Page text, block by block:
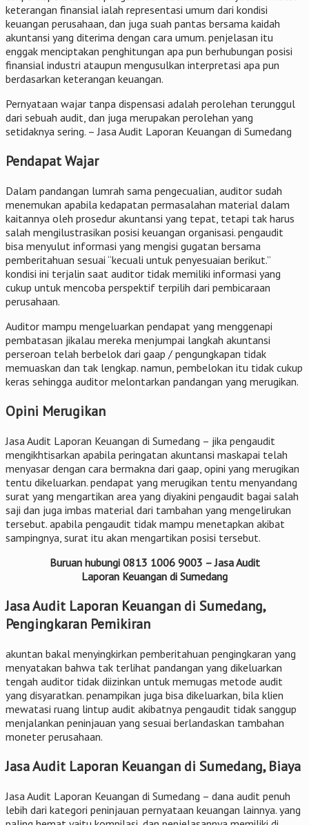
keterangan finansial ialah representasi umum dari kondisi
keuangan perusahaan, dan juga suah pantas bersama kaidah
akuntansi yang diterima dengan cara umum. penjelasan itu
enggak menciptakan penghitungan apa pun berhubungan posisi
finansial industri ataupun mengusulkan interpretasi apa pun
berdasarkan keterangan keuangan.
Pernyataan wajar tanpa dispensasi adalah perolehan terunggul
dari sebuah audit, dan juga merupakan perolehan yang
setidaknya sering. – Jasa Audit Laporan Keuangan di Sumedang
Pendapat Wajar
Dalam pandangan lumrah sama pengecualian, auditor sudah
menemukan apabila kedapatan permasalahan material dalam
kaitannya oleh prosedur akuntansi yang tepat, tetapi tak harus
salah mengilustrasikan posisi keuangan organisasi. pengaudit
bisa menyulut informasi yang mengisi gugatan bersama
pemberitahuan sesuai “kecuali untuk penyesuaian berikut.”
kondisi ini terjalin saat auditor tidak memiliki informasi yang
cukup untuk mencoba perspektif terpilih dari pembicaraan
perusahaan.
Auditor mampu mengeluarkan pendapat yang menggenapi
pembatasan jikalau mereka menjumpai langkah akuntansi
perseroan telah berbelok dari gaap / pengungkapan tidak
memuaskan dan tak lengkap. namun, pembelokan itu tidak cukup
keras sehingga auditor melontarkan pandangan yang merugikan.
Opini Merugikan
Jasa Audit Laporan Keuangan di Sumedang – jika pengaudit
mengikhtisarkan apabila peringatan akuntansi maskapai telah
menyasar dengan cara bermakna dari gaap, opini yang merugikan
tentu dikeluarkan. pendapat yang merugikan tentu menyandang
surat yang mengartikan area yang diyakini pengaudit bagai salah
saji dan juga imbas material dari tambahan yang mengelirukan
tersebut. apabila pengaudit tidak mampu menetapkan akibat
sampingnya, surat itu akan mengartikan posisi tersebut.
Buruan hubungi 0813 1006 9003 – Jasa Audit
Laporan Keuangan di Sumedang
Jasa Audit Laporan Keuangan di Sumedang,
Pengingkaran Pemikiran
akuntan bakal menyingkirkan pemberitahuan pengingkaran yang
menyatakan bahwa tak terlihat pandangan yang dikeluarkan
tengah auditor tidak diizinkan untuk memugas metode audit
yang disyaratkan. penampikan juga bisa dikeluarkan, bila klien
mewatasi ruang lintup audit akibatnya pengaudit tidak sanggup
menjalankan peninjauan yang sesuai berlandaskan tambahan
moneter perusahaan.
Jasa Audit Laporan Keuangan di Sumedang, Biaya
Jasa Audit Laporan Keuangan di Sumedang – dana audit penuh
lebih dari kategori peninjauan pernyataan keuangan lainnya. yang